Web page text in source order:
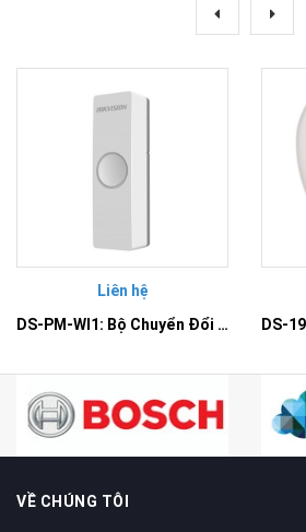
Liên hệ
DS-PM-WI1: Bộ Chuyển Đổi Có Dây Thành Không Dây Đầu Vào
VỀ CHÚNG TÔI